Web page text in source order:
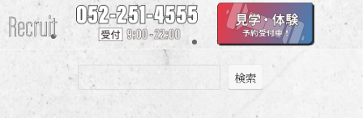
Recruit
検索